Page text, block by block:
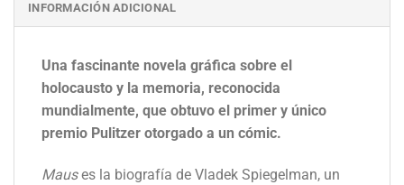
INFORMACIÓN ADICIONAL
Una fascinante novela gráfica sobre el
holocausto y la memoria, reconocida
mundialmente, que obtuvo el primer y único
premio Pulitzer otorgado a un cómic.
Mauses la biografía de Vladek Spiegelman, un